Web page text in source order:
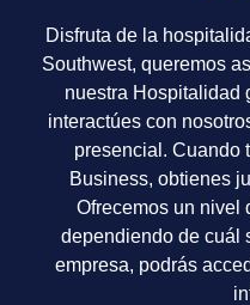
Disfruta de la
Southwest, queremos
nuestra Hospitalidad
interactúes con
presencial. Cuando
Business, obtienes
Ofrecemos un nivel
dependiendo de cuál
empresa, podrás